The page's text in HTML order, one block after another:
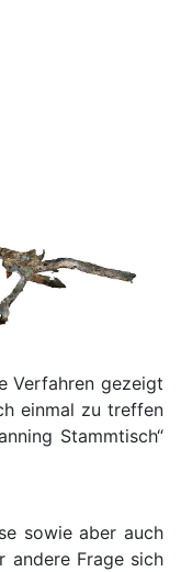
Verfahren gezeigt
einmal zu treffen
Stammtisch“
sowie aber auch
andere Frage sich